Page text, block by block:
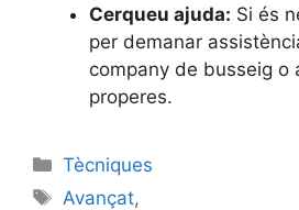
Cerqueu ajuda: Si és
per demanar
company de busseig o
properes.
Categories
Tècniques
Etiquetes
Avançat,